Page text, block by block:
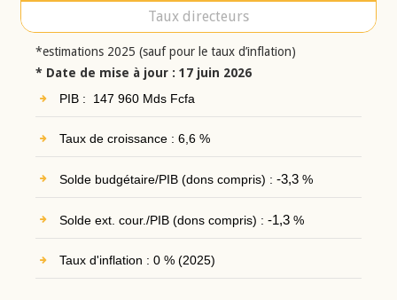
Taux directeurs
*estimations 2025 (sauf pour le taux d’inflation)
* Date de mise à jour : 17 juin 2026
PIB : 147 960 Mds Fcfa
Taux de croissance : 6,6 %
Solde budgétaire/PIB (dons compris) : -3,3%
Solde ext. cour./PIB (dons compris) : -1,3%
Taux d'inflation : 0 % (2025)